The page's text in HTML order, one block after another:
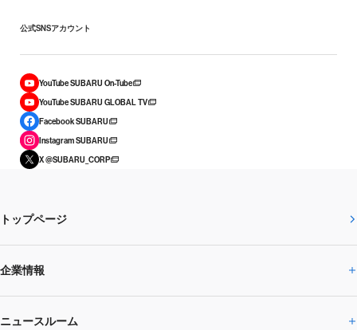
公式SNSアカウント
YouTube SUBARU On-Tube
YouTube SUBARU GLOBAL TV
Facebook SUBARU
Instagram SUBARU
X @SUBARU_CORP
トップページ
企業情報
企業情報トップ
ニュースルーム